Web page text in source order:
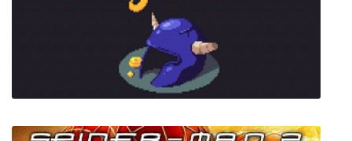
Raccoon Arrival